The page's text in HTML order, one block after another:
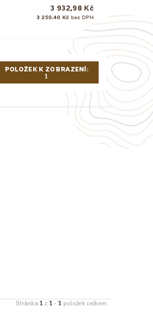
3 932,98 Kč
3 250,40 Kč bez DPH
POLOŽEK K ZOBRAZENÍ:
1
Stránka1 z 1 -1 položek celkem